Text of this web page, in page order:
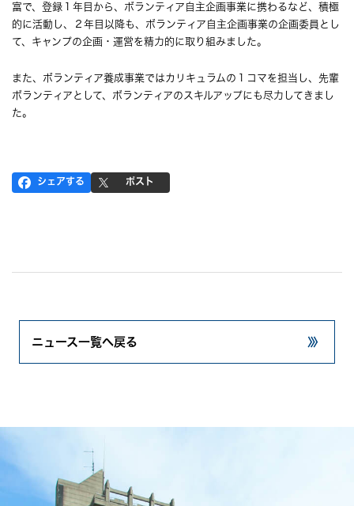
富で、登録１年目から、ボランティア自主企画事業に携わるなど、積極
的に活動し、２年目以降も、ボランティア自主企画事業の企画委員とし
て、キャンプの企画・運営を精力的に取り組みました。
また、ボランティア養成事業ではカリキュラムの１コマを担当し、先輩
ボランティアとして、ボランティアのスキルアップにも尽力してきまし
た。
シェアする ポスト
ニュース一覧へ戻る